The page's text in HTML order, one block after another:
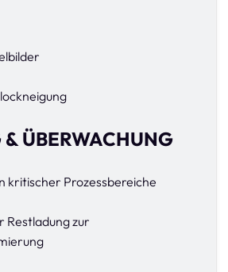
& ÜBERWACHUNG
kritischer Prozessbereiche
Restladung zur